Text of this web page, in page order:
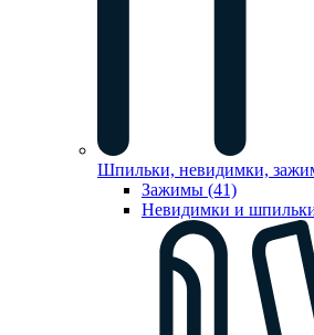
Шпильки, невидимки,
Зажимы (41)
Невидимки и